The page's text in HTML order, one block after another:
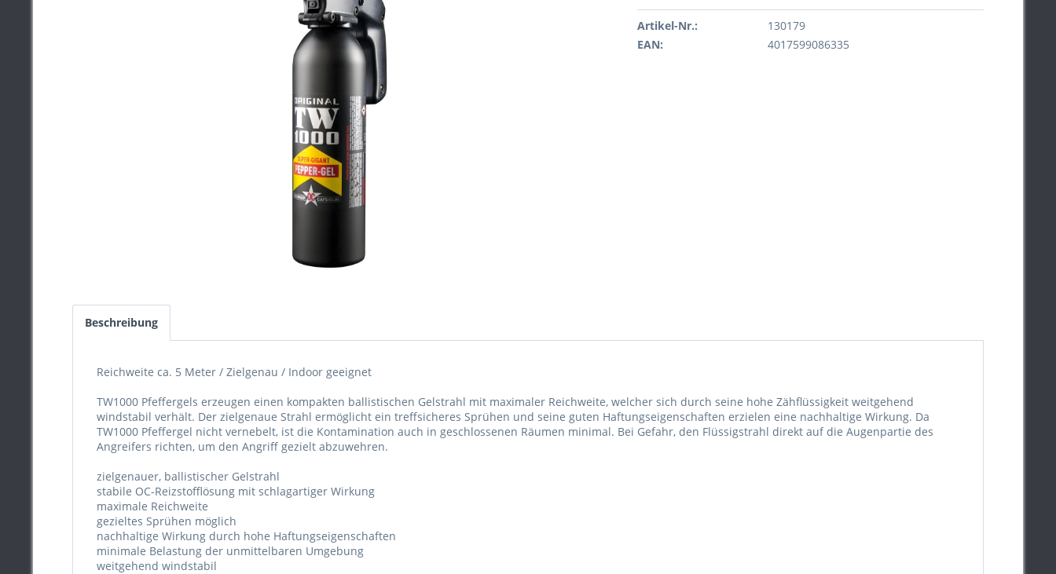
Artikel-Nr.:
130179
EAN:
4017599086335
Beschreibung
Reichweite ca. 5 Meter / Zielgenau / Indoor geeignet
TW1000 Pfeffergels erzeugen einen kompakten ballistischen Gelstrahl mit maximaler Reichweite, welcher sich durch seine hohe Zähflüssigkeit weitgehend
windstabil verhält. Der zielgenaue Strahl ermöglicht ein treffsicheres Sprühen und seine guten Haftungseigenschaften erzielen eine nachhaltige Wirkung. Da
TW1000 Pfeffergel nicht vernebelt, ist die Kontamination auch in geschlossenen Räumen minimal. Bei Gefahr, den Flüssigstrahl direkt auf die Augenpartie des
Angreifers richten, um den Angriff gezielt abzuwehren.
zielgenauer, ballistischer Gelstrahl
stabile OC-Reizstofflösung mit schlagartiger Wirkung
maximale Reichweite
gezieltes Sprühen möglich
nachhaltige Wirkung durch hohe Haftungseigenschaften
minimale Belastung der unmittelbaren Umgebung
weitgehend windstabil